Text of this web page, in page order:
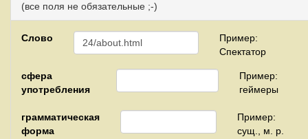
(все поля не обязательные ;-)
Слово
Пример:
Спектатор
сфера
употребления
Пример:
геймеры
грамматическая
форма
Пример:
сущ., м. р.